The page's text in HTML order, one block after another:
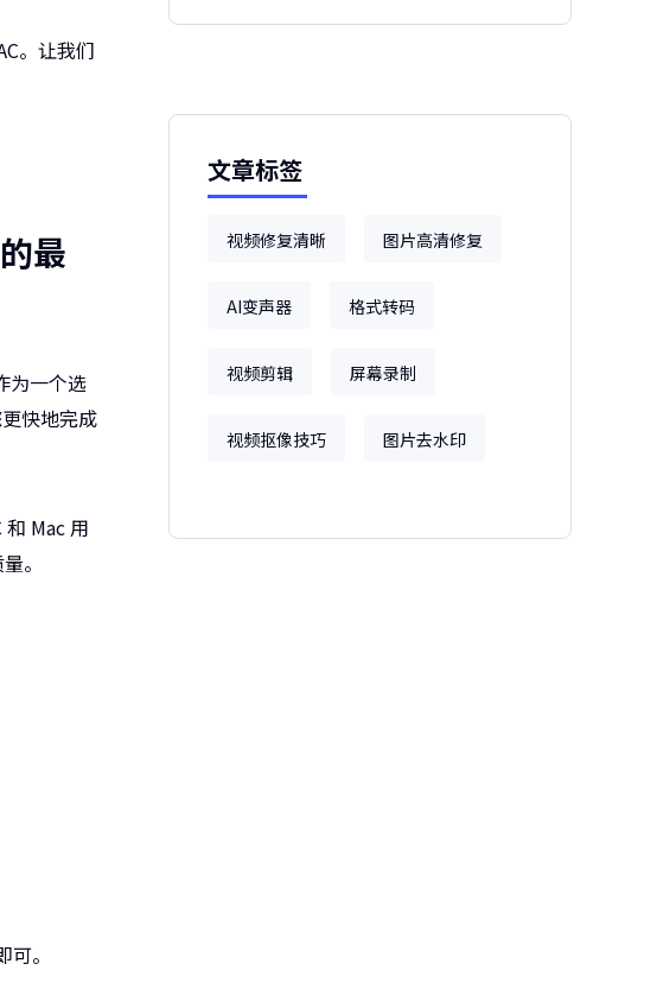
。让我们
最
为一个选
快地完成
Mac 用
。
。
文章标签
视频修复清晰 图片高清修复
AI变声器 格式转码
视频剪辑 屏幕录制
视频抠像技巧 图片去水印